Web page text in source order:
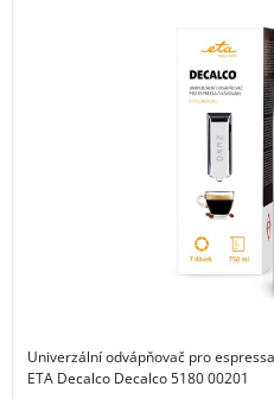
Univerzální odvápňovač pro espressa
ETA Decalco Decalco 5180 00201